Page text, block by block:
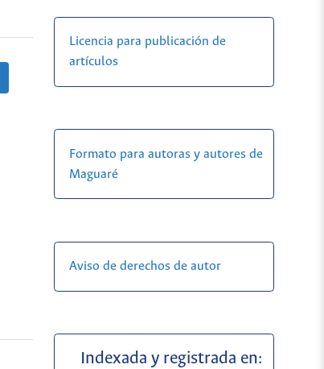
Licencia para publicación de
artículos
Formato para autoras y autores de
Maguaré
Aviso de derechos de autor
Indexada y registrada en: